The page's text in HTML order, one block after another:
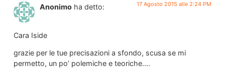
Anonimo ha detto: 17 Agosto 2015 alle 2:24 PM
Cara Iside
grazie per le tue precisazioni a sfondo, scusa se mi
permetto, un po’ polemiche e teoriche….